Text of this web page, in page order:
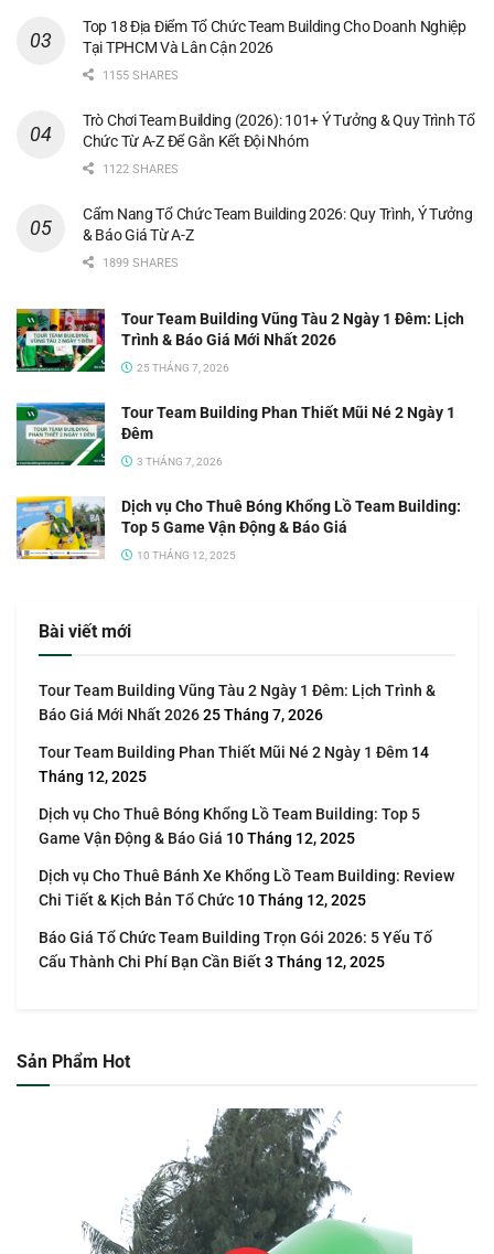
Top 18 Địa Điểm Tổ Chức Team Building Cho Doanh Nghiệp
Tại TPHCM Và Lân Cận 2026
1155 SHARES
Trò Chơi Team Building (2026): 101+ Ý Tưởng & Quy Trình Tổ
Chức Từ A-Z Để Gắn Kết Đội Nhóm
1122 SHARES
Cẩm Nang Tổ Chức Team Building 2026: Quy Trình, Ý Tưởng
& Báo Giá Từ A-Z
1899 SHARES
Tour Team Building Vũng Tàu 2 Ngày 1 Đêm: Lịch
Trình & Báo Giá Mới Nhất 2026
25 THÁNG 7, 2026
Tour Team Building Phan Thiết Mũi Né 2 Ngày 1
Đêm
3 THÁNG 7, 2026
Dịch vụ Cho Thuê Bóng Khổng Lồ Team Building:
Top 5 Game Vận Động & Báo Giá
10 THÁNG 12, 2025
Bài viết mới
Tour Team Building Vũng Tàu 2 Ngày 1 Đêm: Lịch Trình &
Báo Giá Mới Nhất 202625 Tháng 7, 2026
Tour Team Building Phan Thiết Mũi Né 2 Ngày 1 Đêm 14
Tháng 12, 2025
Dịch vụ Cho Thuê Bóng Khổng Lồ Team Building: Top 5
Game Vận Động & Báo Giá 10 Tháng 12, 2025
Dịch vụ Cho Thuê Bánh Xe Khổng Lồ Team Building: Review
Chi Tiết & Kịch Bản Tổ Chức 10 Tháng 12, 2025
Báo Giá Tổ Chức Team Building Trọn Gói 2026: 5 Yếu Tố
Cấu Thành Chi Phí Bạn Cần Biết3 Tháng 12, 2025
Sản Phẩm Hot